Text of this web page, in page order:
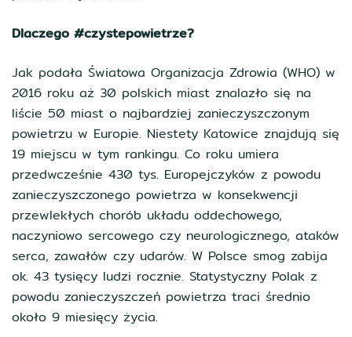
Dlaczego #czystepowietrze?
Jak podała Światowa Organizacja Zdrowia (WHO) w
2016 roku aż 30 polskich miast znalazło się na
liście 50 miast o najbardziej zanieczyszczonym
powietrzu w Europie. Niestety Katowice znajdują się
19 miejscu w tym rankingu. Co roku umiera
przedwcześnie 430 tys. Europejczyków z powodu
zanieczyszczonego powietrza w konsekwencji
przewlekłych chorób układu oddechowego,
naczyniowo sercowego czy neurologicznego, ataków
serca, zawałów czy udarów. W Polsce smog zabija
ok. 43 tysięcy ludzi rocznie. Statystyczny Polak z
powodu zanieczyszczeń powietrza traci średnio
około 9 miesięcy życia.